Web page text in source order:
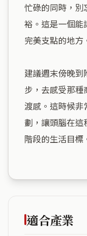
忙碌的同時，別
裕。這是一個能
完美支點的地方
建議週末傍晚
步，去感受那
渡感。這時候
劃，讓頭腦在
階段的生活目標
適合產業